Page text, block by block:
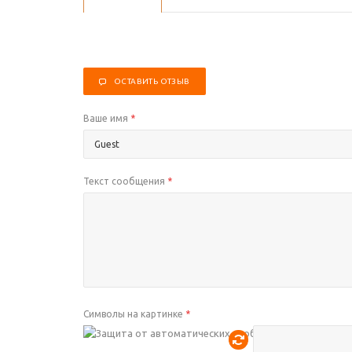
ОСТАВИТЬ ОТЗЫВ
Ваше имя *
Текст сообщения *
Символы на картинке *